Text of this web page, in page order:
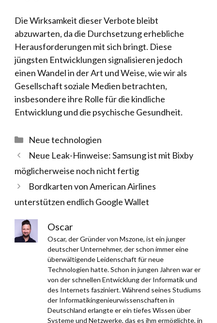
Die Wirksamkeit dieser Verbote bleibt
abzuwarten, da die Durchsetzung erhebliche
Herausforderungen mit sich bringt. Diese
jüngsten Entwicklungen signalisieren jedoch
einen Wandel in der Art und Weise, wie wir als
Gesellschaft soziale Medien betrachten,
insbesondere ihre Rolle für die kindliche
Entwicklung und die psychische Gesundheit.
Kategorien
Neue technologien
Neue Leak-Hinweise: Samsung ist mit Bixby
möglicherweise noch nicht fertig
Bordkarten von American Airlines
unterstützen endlich Google Wallet
Oscar
Oscar, der Gründer von Mszone, ist ein junger
deutscher Unternehmer, der schon immer eine
überwältigende Leidenschaft für neue
Technologien hatte. Schon in jungen Jahren war er
von der schnellen Entwicklung der Informatik und
des Internets fasziniert. Während seines Studiums
der Informatikingenieurwissenschaften in
Deutschland erlangte er ein tiefes Wissen über
Systeme und Netzwerke, das es ihm ermöglichte, in